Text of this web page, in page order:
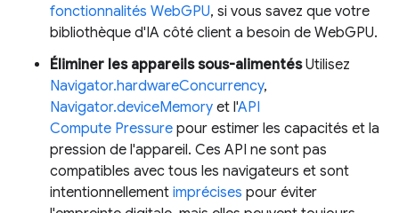
fonctionnalités WebGPU, si vous savez que votre
bibliothèque d'IA côté client a besoin de WebGPU.
Éliminer les appareils sous-alimentésUtilisez
Navigator.hardwareConcurrency,
Navigator.deviceMemory et l'API
Compute Pressure pour estimer les capacités et la
pression de l'appareil. Ces API ne sont pas
compatibles avec tous les navigateurs et sont
intentionnellement imprécises pour éviter